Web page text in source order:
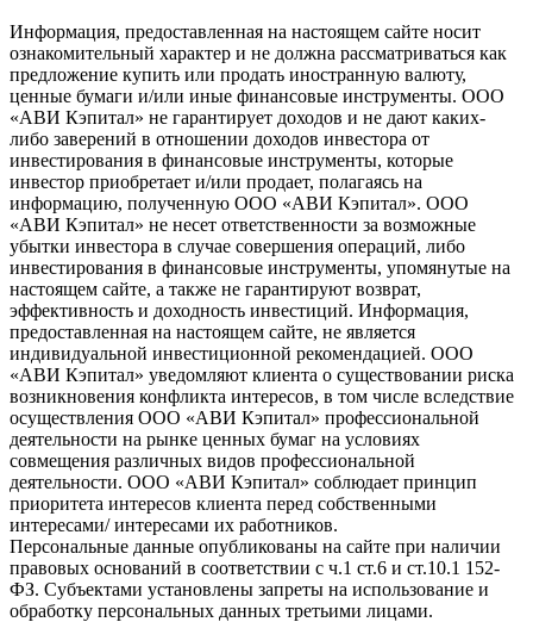
Информация, предоставленная на настоящем сайте носит
ознакомительный характер и не должна рассматриваться как
предложение купить или продать иностранную валюту,
ценные бумаги и/или иные финансовые инструменты. ООО
«АВИ Кэпитал» не гарантирует доходов и не дают каких-
либо заверений в отношении доходов инвестора от
инвестирования в финансовые инструменты, которые
инвестор приобретает и/или продает, полагаясь на
информацию, полученную ООО «АВИ Кэпитал». ООО
«АВИ Кэпитал» не несет ответственности за возможные
убытки инвестора в случае совершения операций, либо
инвестирования в финансовые инструменты, упомянутые на
настоящем сайте, а также не гарантируют возврат,
эффективность и доходность инвестиций. Информация,
предоставленная на настоящем сайте, не является
индивидуальной инвестиционной рекомендацией. ООО
«АВИ Кэпитал» уведомляют клиента о существовании риска
возникновения конфликта интересов, в том числе вследствие
осуществления ООО «АВИ Кэпитал» профессиональной
деятельности на рынке ценных бумаг на условиях
совмещения различных видов профессиональной
деятельности. ООО «АВИ Кэпитал» соблюдает принцип
приоритета интересов клиента перед собственными
интересами/ интересами их работников.
Персональные данные опубликованы на сайте при наличии
правовых оснований в соответствии с ч.1 ст.6 и ст.10.1 152-
ФЗ. Субъектами установлены запреты на использование и
обработку персональных данных третьими лицами.